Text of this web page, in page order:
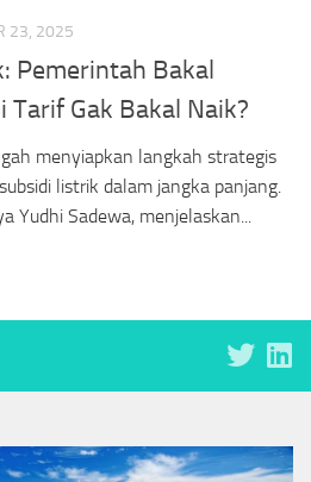
23, 2025
Pemerintah Bakal
Tarif Gak Bakal Naik?
menyiapkan langkah strategis
listrik dalam jangka panjang.
Yudhi Sadewa, menjelaskan...